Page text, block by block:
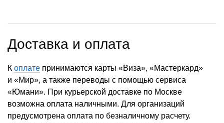
Доставка и оплата
К оплате принимаются карты «Виза», «Мастеркард»
и «Мир», а также переводы с помощью сервиса
«Юмани». При курьерской доставке по Москве
возможна оплата наличными. Для организаций
предусмотрена оплата по безналичному расчету.